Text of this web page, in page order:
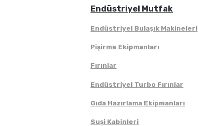
Endüstriyel Mutfak
Endüstriyel Bulaşık Makineleri
Pişirme Ekipmanları
Fırınlar
Endüstriyel Turbo Fırınlar
Gıda Hazırlama Ekipmanları
Suşi Kabinleri